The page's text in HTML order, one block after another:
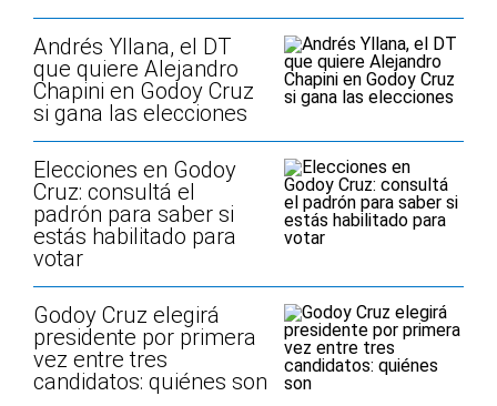
Andrés Yllana, el DT
que quiere Alejandro
Chapini en Godoy Cruz
si gana las elecciones
Elecciones en Godoy
Cruz: consultá el
padrón para saber si
estás habilitado para
votar
Godoy Cruz elegirá
presidente por primera
vez entre tres
candidatos: quiénes son